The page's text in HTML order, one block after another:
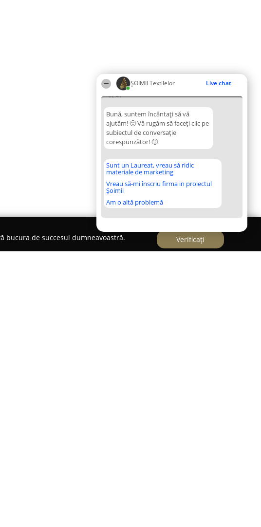
ȘOIMII Textilelor Live chat
02:41
Bună, suntem încântați să vă
ajutăm! 🙂 Vă rugăm să faceți clic pe
subiectul de conversație
corespunzător! 🙂
Sunt un Laureat, vreau să ridic
materiale de marketing
Vreau să-mi înscriu firma in proiectul
Șoimii
Am o altă problemă
bucura de succesul dumneavoastră.
Verificați